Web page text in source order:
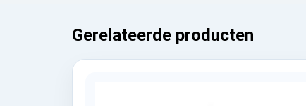
Gerelateerde producten